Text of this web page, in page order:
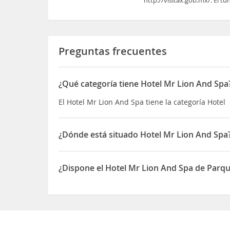
Preguntas frecuentes
¿Qué categoría tiene Hotel Mr Lion And
El Hotel Mr Lion And Spa tiene la categoría Hotel
¿Dónde está situado Hotel Mr Lion And
El Hotel Mr Lion And Spa está situado en CELLE
¿Dispone el Hotel Mr Lion And Spa de